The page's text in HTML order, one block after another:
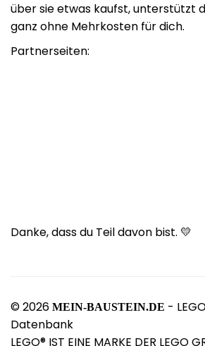
über sie etwas kaufst, unterstützt
ganz ohne Mehrkosten für dich.
Partnerseiten:
Danke, dass du Teil davon bist. 💛
© 2026 MEIN-BAUSTEIN.DE -
Datenbank
LEGO® IST EINE MARKE DER LEGO